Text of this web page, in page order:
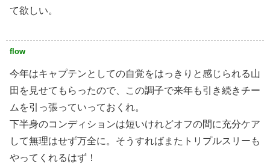
て欲しい。
flow
今年はキャプテンとしての自覚をはっきりと感じられる山
田を見せてもらったので、この調子で来年も引き続きチー
ムを引っ張っていっておくれ。
下半身のコンディションは短いけれどオフの間に充分ケア
して無理はせず万全に。そうすればまたトリプルスリーも
やってくれるはず！